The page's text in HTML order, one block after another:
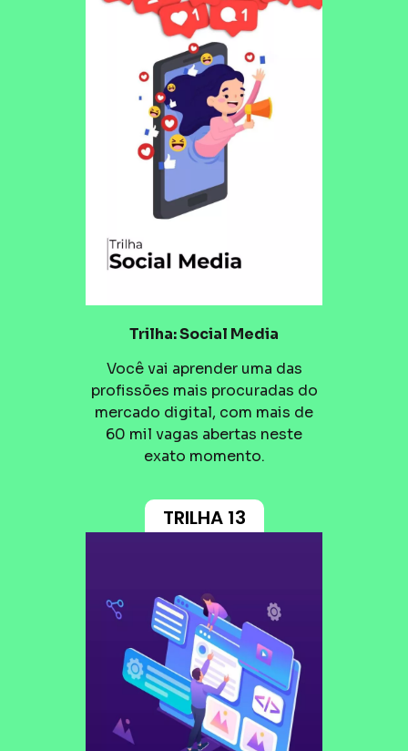
Trilha: Social Media
Você vai aprender uma das
profissões mais procuradas do
mercado digital, com mais de
60 mil vagas abertas neste
exato momento.
TRILHA 13